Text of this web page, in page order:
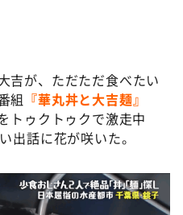
ィ！～ やすとものいたっ
ナ「なんでやねん！？」
ズン２
吉が、ただただ食べたい
組 『華丸丼と大吉麺』
トゥクトゥクで激走中
出話に花が咲いた。